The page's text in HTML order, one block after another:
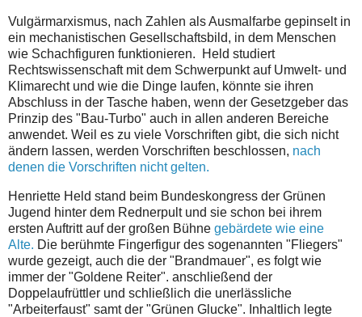
Vulgärmarxismus, nach Zahlen als Ausmalfarbe gepinselt in
ein mechanistischen Gesellschaftsbild, in dem Menschen
wie Schachfiguren funktionieren. Held studiert
Rechtswissenschaft mit dem Schwerpunkt auf Umwelt- und
Klimarecht und wie die Dinge laufen, könnte sie ihren
Abschluss in der Tasche haben, wenn der Gesetzgeber das
Prinzip des "Bau-Turbo" auch in allen anderen Bereiche
anwendet. Weil es zu viele Vorschriften gibt, die sich nicht
ändern lassen, werden Vorschriften beschlossen, nach
denen die Vorschriften nicht gelten.
Henriette Held stand beim Bundeskongress der Grünen
Jugend hinter dem Rednerpult und sie schon bei ihrem
ersten Auftritt auf der großen Bühne gebärdete wie eine
Alte. Die berühmte Fingerfigur des sogenannten "Fliegers"
wurde gezeigt, auch die der "Brandmauer", es folgt wie
immer der "Goldene Reiter". anschließend der
Doppelaufrüttler und schließlich die unerlässliche
"Arbeiterfaust" samt der "Grünen Glucke". Inhaltlich legte